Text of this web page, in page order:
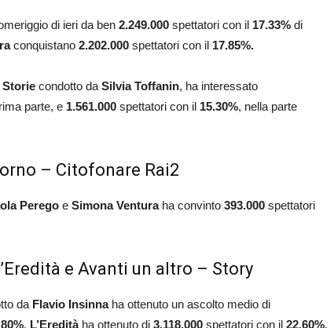
di ieri da ben 2.249.000 spettatori con il 17.33% di
conquistano 2.202.000 spettatori con il 17.85%.
Storie condotto da Silvia Toffanin, ha interessato
parte, e 1.561.000 spettatori con il 15.30%, nella parte
– Citofonare Rai2
Perego e Simona Venturaha convinto 393.000 spettatori
e Avanti un altro – Story
da Flavio Insinnaha ottenuto un ascolto medio di
%. L’Ereditàha ottenuto di 3.118.000 spettatori con il 22.60%.